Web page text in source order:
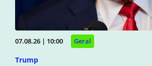
07.08.26 | 10:00 Geral
Trump